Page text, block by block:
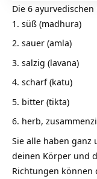
Die 6
süß (madhura)
sauer (amla)
salzig (lavana)
scharf (katu)
bitter (tikta)
herb,
Sie alle haben
deinen Körper und
Richtungen können